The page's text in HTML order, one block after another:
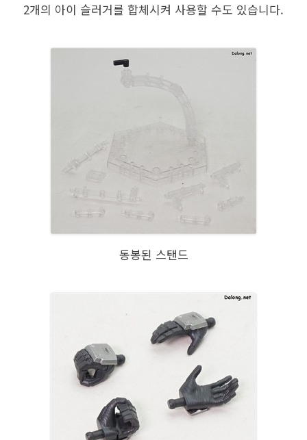
2개의 아이 슬러거를 합체시켜 사용할 수도 있습니다.
동봉된 스탠드